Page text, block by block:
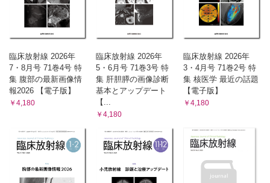
臨床放射線 2026年
7・8月号 71巻4号 特
集 腹部の最新画像情
報2026 【電子版】
￥4,180
臨床放射線 2026年
5・6月号 71巻3号 特
集 肝胆膵の画像診断
基本とアップデート
【...
￥4,180
臨床放射線 2026年
3・4月号 71巻2号 特
集 核医学 最近の話題
【電子版】
￥4,180